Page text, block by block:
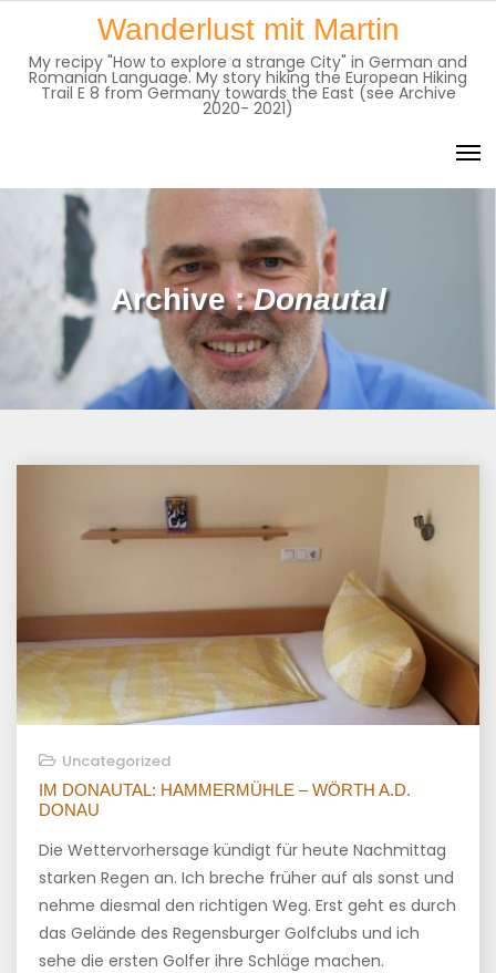
content
Wanderlust mit Martin
My recipy "How to explore a strange City" in German and
Romanian Language. My story hiking the European Hiking
Trail E 8 from Germany towards the East (see Archive
2020- 2021)
Archive :Donautal
Uncategorized
IM DONAUTAL: HAMMERMÜHLE – WÖRTH A.D.
DONAU
Die Wettervorhersage kündigt für heute Nachmittag
starken Regen an. Ich breche früher auf als sonst und
nehme diesmal den richtigen Weg. Erst geht es durch
das Gelände des Regensburger Golfclubs und ich
sehe die ersten Golfer ihre Schläge machen.